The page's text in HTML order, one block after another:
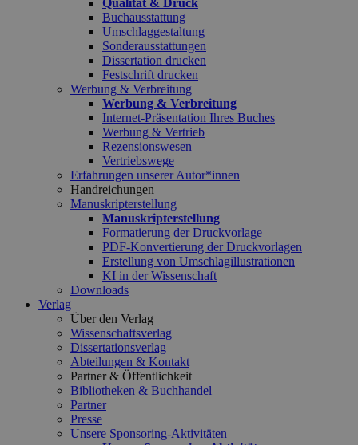
Qualität & Druck
Buchausstattung
Umschlaggestaltung
Sonderausstattungen
Dissertation drucken
Festschrift drucken
Werbung & Verbreitung
Werbung & Verbreitung
Internet-Präsentation Ihres Buches
Werbung & Vertrieb
Rezensionswesen
Vertriebswege
Erfahrungen unserer Autor*innen
Handreichungen
Manuskripterstellung
Manuskripterstellung
Formatierung der Druckvorlage
PDF-Konvertierung der Druckvorlagen
Erstellung von Umschlagillustrationen
KI in der Wissenschaft
Downloads
Verlag
Über den Verlag
Wissenschaftsverlag
Dissertationsverlag
Abteilungen & Kontakt
Partner & Öffentlichkeit
Bibliotheken & Buchhandel
Partner
Presse
Unsere Sponsoring-Aktivitäten